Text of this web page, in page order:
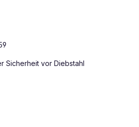
Sicherheit vor Diebstahl